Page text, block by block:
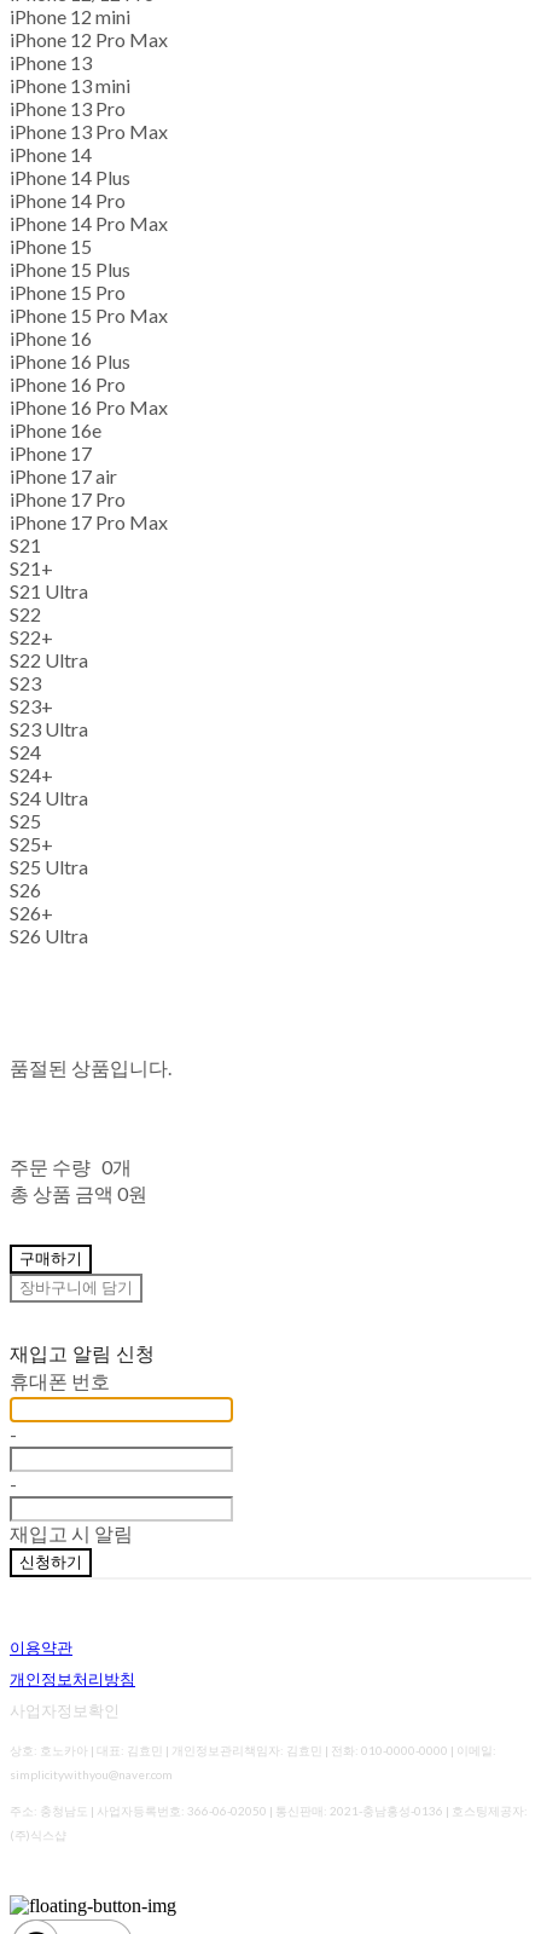
iPhone 12 mini
iPhone 12 Pro Max
iPhone 13
iPhone 13 mini
iPhone 13 Pro
iPhone 13 Pro Max
iPhone 14
iPhone 14 Plus
iPhone 14 Pro
iPhone 14 Pro Max
iPhone 15
iPhone 15 Plus
iPhone 15 Pro
iPhone 15 Pro Max
iPhone 16
iPhone 16 Plus
iPhone 16 Pro
iPhone 16 Pro Max
iPhone 16e
iPhone 17
iPhone 17 air
iPhone 17 Pro
iPhone 17 Pro Max
S21
S21+
S21 Ultra
S22
S22+
S22 Ultra
S23
S23+
S23 Ultra
S24
S24+
S24 Ultra
S25
S25+
S25 Ultra
S26
S26+
S26 Ultra
품절된 상품입니다.
주문 수량 0개
총 상품 금액 0원
구매하기
장바구니에 담기
재입고 알림 신청
휴대폰 번호
-
-
재입고 시 알림
신청하기
이용약관
개인정보처리방침
사업자정보확인
상호: 호노카아 | 대표: 김효민 | 개인정보관리책임자: 김효민 | 전화: 010-0000-0000 | 이메일:
simplicitywithyou@naver.com
주소: 충청남도 | 사업자등록번호: 366-06-02050 | 통신판매: 2021-충남홍성-0136 | 호스팅제공자:
(주)식스샵